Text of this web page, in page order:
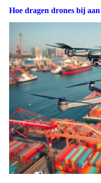
Hoe dragen drones bij